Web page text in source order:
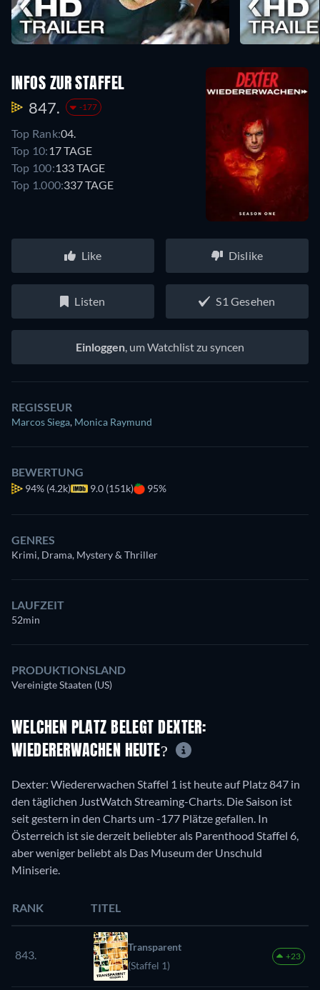
INFOS ZUR STAFFEL
847. -177
Top Rank:04.
Top 10: 17 TAGE
Top 100:133 TAGE
Top 1.000:337 TAGE
Like Dislike
Listen S1 Gesehen
Einloggen, um Watchlist zu syncen
REGISSEUR
Marcos Siega, Monica Raymund
BEWERTUNG
94% (4.2k) 9.0 (151k) 95%
GENRES
Krimi, Drama, Mystery & Thriller
LAUFZEIT
52min
PRODUKTIONSLAND
Vereinigte Staaten (US)
WELCHEN PLATZ BELEGT DEXTER:
WIEDERERWACHEN HEUTE?
Dexter: Wiedererwachen Staffel 1 ist heute auf Platz 847 in
den täglichen JustWatch Streaming-Charts. Die Saison ist
seit gestern in den Charts um -177 Plätze gefallen. In
Österreich ist sie derzeit beliebter als Parenthood Staffel 6,
aber weniger beliebt als Das Museum der Unschuld
Miniserie.
RANK TITEL
843.
Transparent
(Staffel 1)
+23